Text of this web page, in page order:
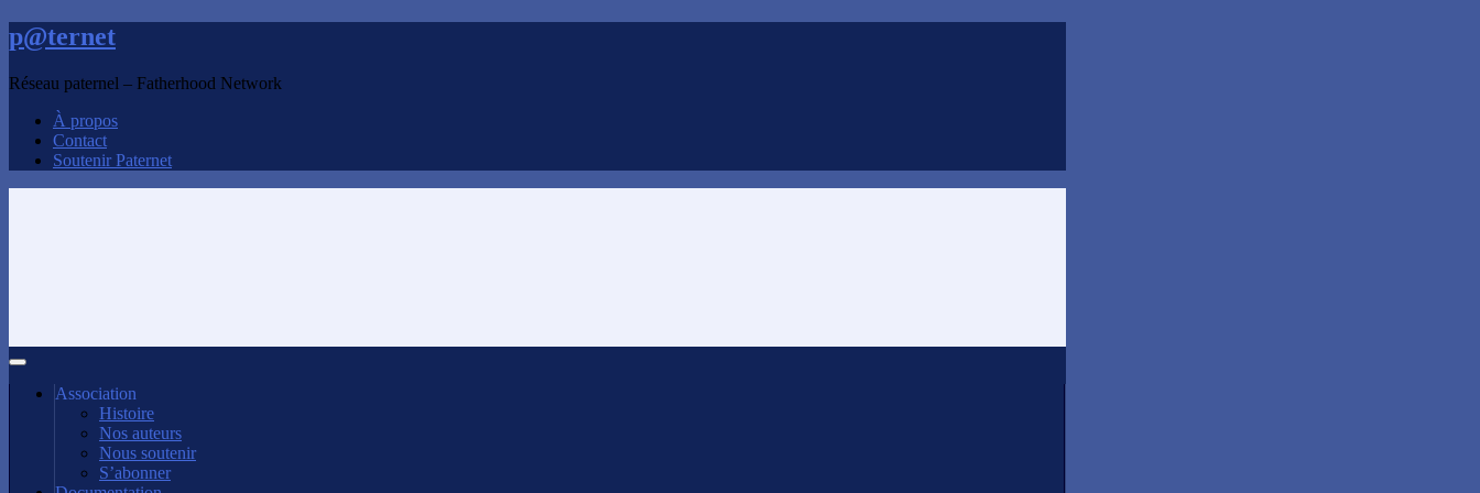
p@ternet
Réseau paternel – Fatherhood Network
À propos
Contact
Soutenir Paternet
Association
Histoire
Nos auteurs
Nous soutenir
S’abonner